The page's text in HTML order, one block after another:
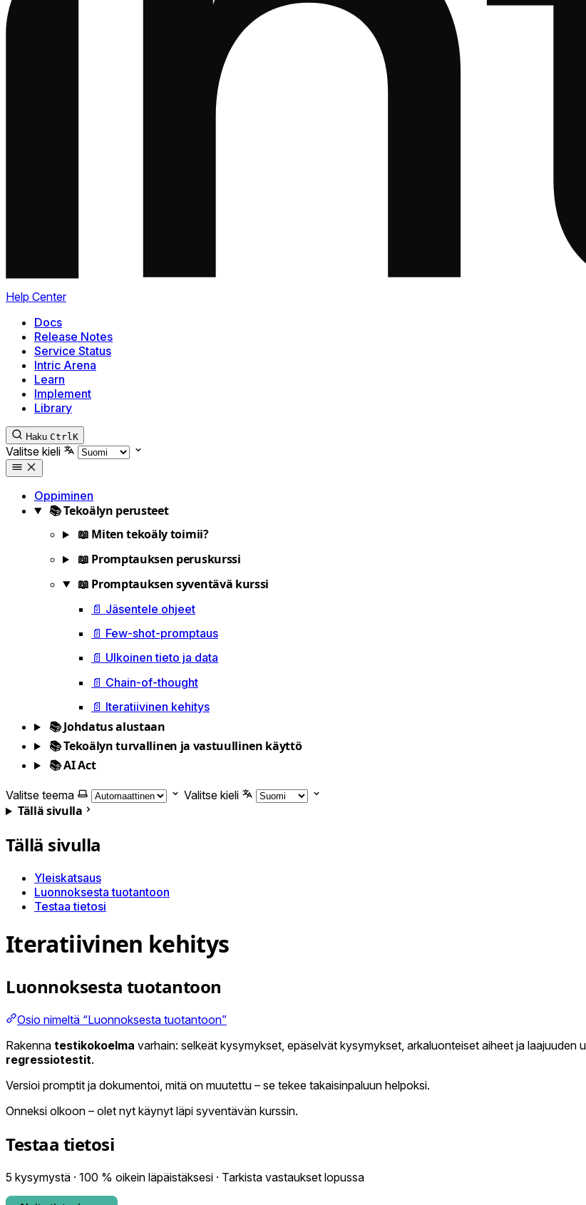
Help Center
Docs
Release Notes
Service Status
Intric Arena
Learn
Implement
Library
Haku CtrlK
Valitse kieli
Oppiminen
📚 Tekoälyn perusteet
📖 Miten tekoäly toimii?
📖 Promptauksen peruskurssi
📖 Promptauksen syventävä kurssi
📄 Jäsentele ohjeet
📄 Few-shot-promptaus
📄 Ulkoinen tieto ja data
📄 Chain-of-thought
📄 Iteratiivinen kehitys
📚 Johdatus alustaan
📚 Tekoälyn turvallinen ja vastuullinen käyttö
📚 AI Act
Valitse teema Valitse kieli
Tällä sivulla
Tällä sivulla
Yleiskatsaus
Luonnoksesta tuotantoon
Testaa tietosi
Iteratiivinen kehitys
Luonnoksesta tuotantoon
Osio nimeltä “Luonnoksesta tuotantoon”
Rakenna testikokoelma varhain: selkeät kysymykset, epäselvät kysymykset, arkaluonteiset aiheet ja
regressiotestit.
Versioi promptit ja dokumentoi, mitä on muutettu – se tekee takaisinpaluun helpoksi.
Onneksi olkoon – olet nyt käynyt läpi syventävän kurssin.
Testaa tietosi
5 kysymystä · 100 % oikein läpäistäksesi · Tarkista vastaukset lopussa